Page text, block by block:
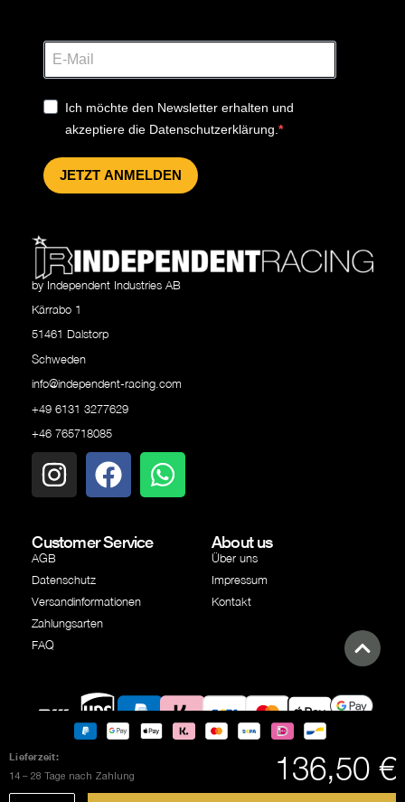
Lieferzeit:
14 – 28 Tage nach Zahlung 136,50 €
by Independent Industries AB
Kärrabo 1
51461 Dalstorp
Schweden
info@independent-racing.com
+49 6131 3277629
+46 765718085
Customer Service
AGB
Datenschutz
Versandinformationen
Zahlungsarten
FAQ
About us
Über uns
Impressum
Kontakt
Ich möchte den Newsletter erhalten und
akzeptiere die Datenschutzerklärung.
JETZT ANMELDEN
VersandpartnerVersandpartner
PayPal Klarna
SEPA
Kreditkarte Apple
Pay
Pay
© Copyright Independent Industries AB 2025 | All rights